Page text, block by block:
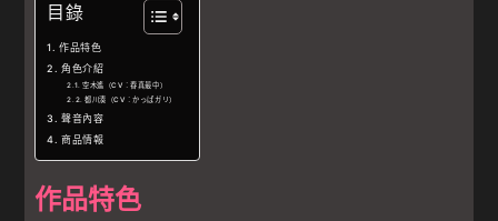
目錄
作品特色
角色介紹
空木遙（CV：春真最中）
都川湊（CV：かっぱガリ）
聲音內容
商品情報
作品特色